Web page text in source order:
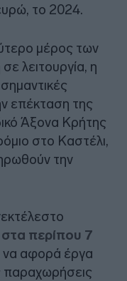
το 2024.
μέρος των
λειτουργία, η
επέκταση της
Άξονα Κρήτης
στο Καστέλι,
την
στα περίπου 7
να αφορά έργα
παραχωρήσεις